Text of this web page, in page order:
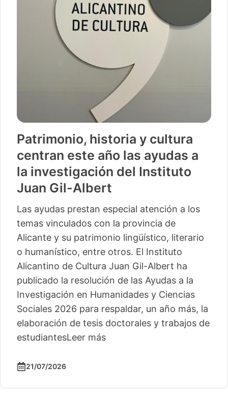
Patrimonio, historia y cultura
centran este año las ayudas a
la investigación del Instituto
Juan Gil-Albert
Las ayudas prestan especial atención a los
temas vinculados con la provincia de
Alicante y su patrimonio lingüístico, literario
o humanístico, entre otros. El Instituto
Alicantino de Cultura Juan Gil-Albert ha
publicado la resolución de las Ayudas a la
Investigación en Humanidades y Ciencias
Sociales 2026 para respaldar, un año más, la
elaboración de tesis doctorales y trabajos de
estudiantesLeer más
21/07/2026